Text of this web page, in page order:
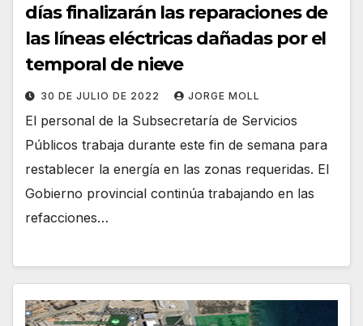
días finalizarán las reparaciones de
las líneas eléctricas dañadas por el
temporal de nieve
30 DE JULIO DE 2022 JORGE MOLL
El personal de la Subsecretaría de Servicios
Públicos trabaja durante este fin de semana para
restablecer la energía en las zonas requeridas. El
Gobierno provincial continúa trabajando en las
refacciones…